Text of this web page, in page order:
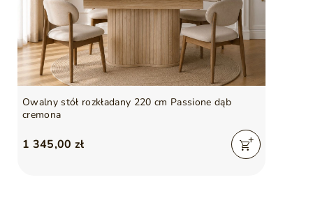
Owalny stół rozkładany 220 cm Passione dąb
cremona
1 345,00 zł